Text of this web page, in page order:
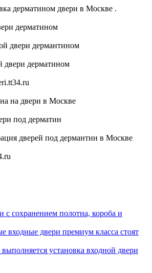
дерматином двери в Москве .
дерматином
двери дермантином
двери дерматином
на двери в Москве
под дерматин
дверей под дермантин в Москве
с сохранением полотна, короба и
входные двери премиум класса стоят
установка входной двери